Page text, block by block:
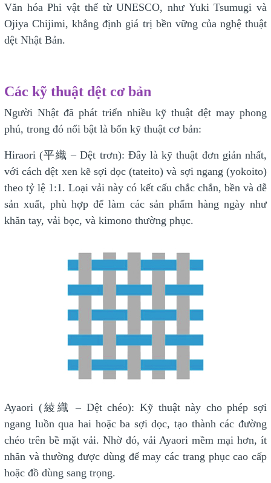
Văn hóa Phi vật thể từ UNESCO, như Yuki Tsumugi và
Ojiya Chijimi, khẳng định giá trị bền vững của nghệ thuật
dệt Nhật Bản.
Các kỹ thuật dệt cơ bản
Người Nhật đã phát triển nhiều kỹ thuật dệt may phong
phú, trong đó nổi bật là bốn kỹ thuật cơ bản:
Hiraori (平織 – Dệt trơn): Đây là kỹ thuật đơn giản nhất,
với cách dệt xen kẽ sợi dọc (tateito) và sợi ngang (yokoito)
theo tỷ lệ 1:1. Loại vải này có kết cấu chắc chắn, bền và dễ
sản xuất, phù hợp để làm các sản phẩm hàng ngày như
khăn tay, vải bọc, và kimono thường phục.
Ayaori (綾織 – Dệt chéo): Kỹ thuật này cho phép sợi
ngang luồn qua hai hoặc ba sợi dọc, tạo thành các đường
chéo trên bề mặt vải. Nhờ đó, vải Ayaori mềm mại hơn, ít
nhăn và thường được dùng để may các trang phục cao cấp
hoặc đồ dùng sang trọng.